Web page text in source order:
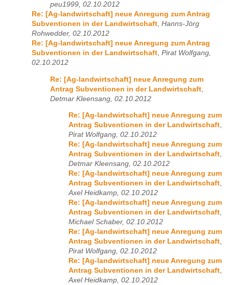
peu1999, 02.10.2012
Re: [Ag-landwirtschaft] neue Anregung zum Antrag
Subventionen in der Landwirtschaft, Hanns-Jörg
Rohwedder, 02.10.2012
Re: [Ag-landwirtschaft] neue Anregung zum Antrag
Subventionen in der Landwirtschaft, Pirat Wolfgang,
02.10.2012
Re: [Ag-landwirtschaft] neue Anregung zum
Antrag Subventionen in der Landwirtschaft
Detmar Kleensang, 02.10.2012
Re: [Ag-landwirtschaft] neue Anregung zum
Antrag Subventionen in der Landwirtschaft,
Pirat Wolfgang, 02.10.2012
Re: [Ag-landwirtschaft] neue Anregung zum
Antrag Subventionen in der Landwirtschaft,
Detmar Kleensang, 02.10.2012
Re: [Ag-landwirtschaft] neue Anregung zum
Antrag Subventionen in der Landwirtschaft,
Axel Heidkamp, 02.10.2012
Re: [Ag-landwirtschaft] neue Anregung zum
Antrag Subventionen in der Landwirtschaft,
Michael Schaber, 02.10.2012
Re: [Ag-landwirtschaft] neue Anregung zum
Antrag Subventionen in der Landwirtschaft,
Pirat Wolfgang, 02.10.2012
Re: [Ag-landwirtschaft] neue Anregung zum
Antrag Subventionen in der Landwirtschaft,
Axel Heidkamp, 02.10.2012